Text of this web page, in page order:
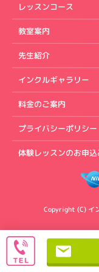
レッスンコース
教室案内
先生紹介
インクルギャラリー
料金のご案内
プライバシーポリシー
体験レッスンのお申込
Copyright (C) イ